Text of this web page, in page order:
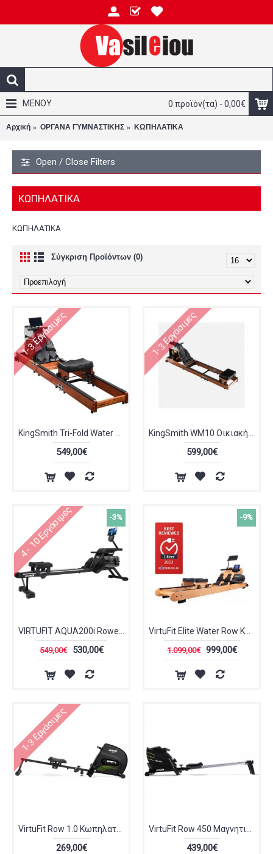
0 προϊόν(τα) - 0,00€
ΜΕΝΟΥ
Αρχική ΟΡΓΑΝΑ ΓΥΜΝΑΣΤΙΚΗΣ ΚΩΠΗΛΑΤΙΚA
Open / Close Filters
ΚΩΠΗΛΑΤΙΚA
ΚΩΠΗΛΑΤΙΚA
Σύγκριση Προϊόντων (0)
1-3 Εργάσιμες
549,00€
1-3 Εργάσιμες
599,00€
-3%
4 - 10 Εργάσιμες
549,00€ 530,00€
-9%
1.099,00€ 999,00€
1-3 Εργάσιμες
269,00€ 439,00€